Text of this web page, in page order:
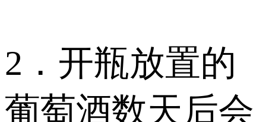
2．开瓶放置的
葡萄酒数天后会